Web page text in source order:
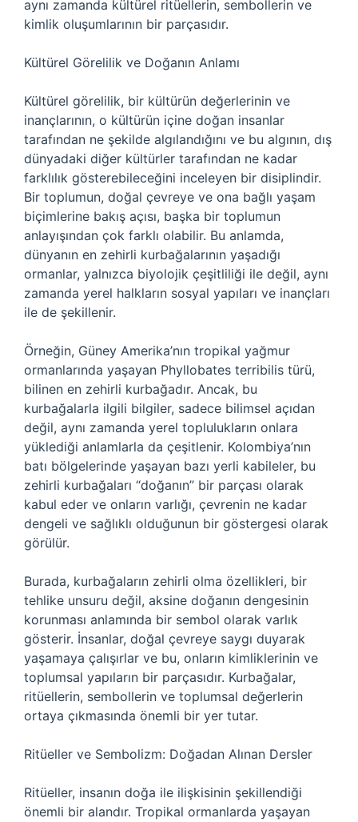
aynı zamanda kültürel ritüellerin, sembollerin ve
kimlik oluşumlarının bir parçasıdır.
Kültürel Görelilik ve Doğanın Anlamı
Kültürel görelilik, bir kültürün değerlerinin ve
inançlarının, o kültürün içine doğan insanlar
tarafından ne şekilde algılandığını ve bu algının, dış
dünyadaki diğer kültürler tarafından ne kadar
farklılık gösterebileceğini inceleyen bir disiplindir.
Bir toplumun, doğal çevreye ve ona bağlı yaşam
biçimlerine bakış açısı, başka bir toplumun
anlayışından çok farklı olabilir. Bu anlamda,
dünyanın en zehirli kurbağalarının yaşadığı
ormanlar, yalnızca biyolojik çeşitliliği ile değil, aynı
zamanda yerel halkların sosyal yapıları ve inançları
ile de şekillenir.
Örneğin, Güney Amerika’nın tropikal yağmur
ormanlarında yaşayan Phyllobates terribilis türü,
bilinen en zehirli kurbağadır. Ancak, bu
kurbağalarla ilgili bilgiler, sadece bilimsel açıdan
değil, aynı zamanda yerel toplulukların onlara
yüklediği anlamlarla da çeşitlenir. Kolombiya’nın
batı bölgelerinde yaşayan bazı yerli kabileler, bu
zehirli kurbağaları “doğanın” bir parçası olarak
kabul eder ve onların varlığı, çevrenin ne kadar
dengeli ve sağlıklı olduğunun bir göstergesi olarak
görülür.
Burada, kurbağaların zehirli olma özellikleri, bir
tehlike unsuru değil, aksine doğanın dengesinin
korunması anlamında bir sembol olarak varlık
gösterir. İnsanlar, doğal çevreye saygı duyarak
yaşamaya çalışırlar ve bu, onların kimliklerinin ve
toplumsal yapıların bir parçasıdır. Kurbağalar,
ritüellerin, sembollerin ve toplumsal değerlerin
ortaya çıkmasında önemli bir yer tutar.
Ritüeller ve Sembolizm: Doğadan Alınan Dersler
Ritüeller, insanın doğa ile ilişkisinin şekillendiği
önemli bir alandır. Tropikal ormanlarda yaşayan